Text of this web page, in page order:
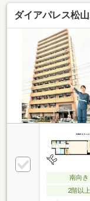
ど収納ス
り片付い
2匹まで飼
に新しい
抽選にな
１匹あた
ダイアパレス松
南向き
2階以上